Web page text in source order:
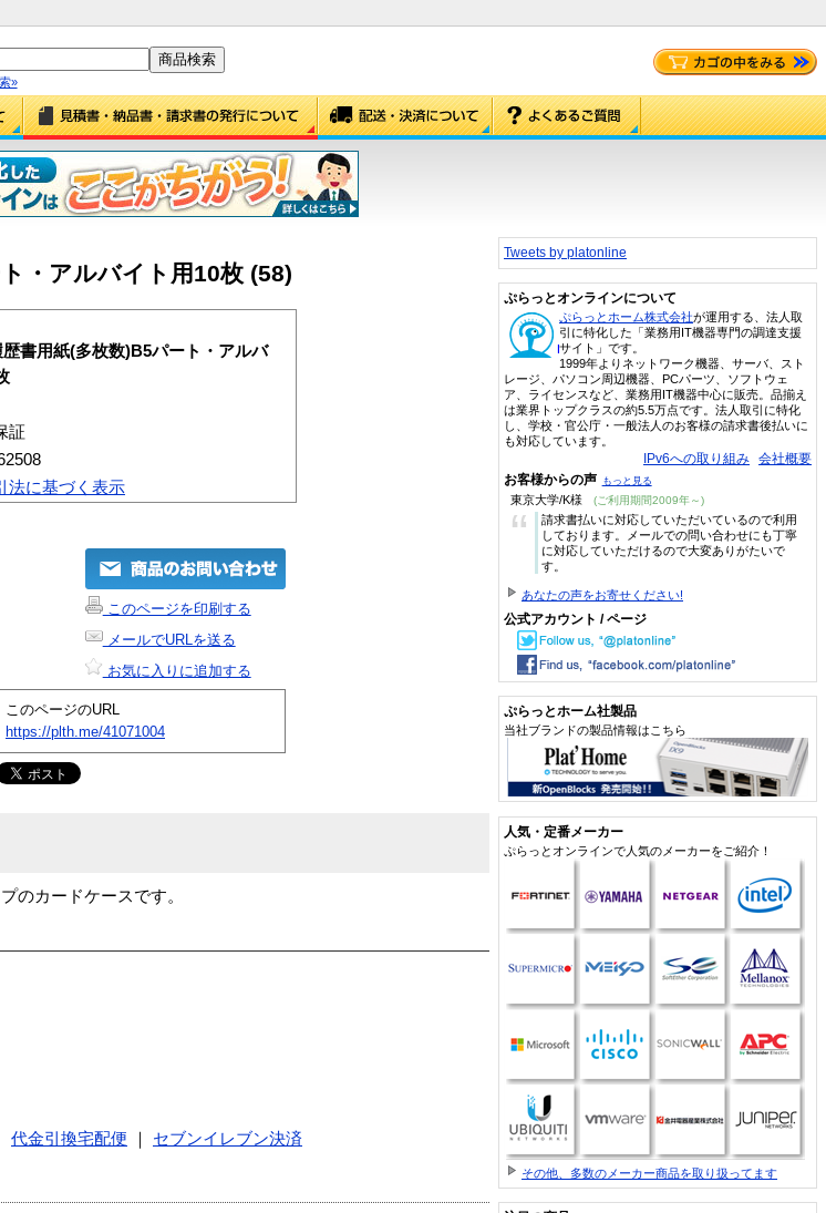
»
・アルバイト用10枚 (58)
歴書用紙(多枚数)B5パート・アルバ
証
法に基づく表示
このページを印刷する
メールでURLを送る
お気に入りに追加する
このページのURL
https://plth.me/41071004
のカードケースです。
代金引換宅配便
セブンイレブン決済
Tweets by platonline
ぷらっとオンラインについて
ぷらっとホーム株式会社が運用する、法人取
引に特化した「業務用IT機器専門の調達支援
サイト」です。
1999年よりネットワーク機器、サーバ、スト
レージ、パソコン周辺機器、PCパーツ、ソフトウェ
ア、ライセンスなど、業務用IT機器中心に販売。品揃え
は業界トップクラスの約5.5万点です。法人取引に特化
し、学校・官公庁・一般法人のお客様の請求書後払いに
も対応しています。
IPv6への取り組み 会社概要
お客様からの声 もっと見る
東京大学/K様 (ご利用期間2009年～)
“
請求書払いに対応していただいているので利用
しております。メールでの問い合わせにも丁寧
に対応していただけるので大変ありがたいで
す。
あなたの声をお寄せください!
公式アカウント / ページ
ぷらっとホーム社製品
当社ブランドの製品情報はこちら
人気・定番メーカー
ぷらっとオンラインで人気のメーカーをご紹介！
その他、多数のメーカー商品を取り扱ってます